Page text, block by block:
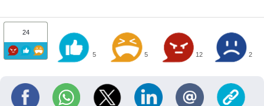
24
5 5 12 2